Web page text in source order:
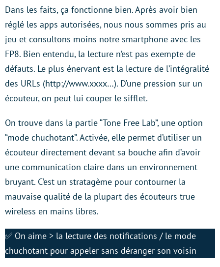
Dans les faits, ça fonctionne bien. Après avoir bien
réglé les apps autorisées, nous nous sommes pris au
jeu et consultons moins notre smartphone avec les
FP8. Bien entendu, la lecture n’est pas exempte de
défauts. Le plus énervant est la lecture de l’intégralité
des URLs (http://www.xxxx…). D’une pression sur un
écouteur, on peut lui couper le sifflet.
On trouve dans la partie “Tone Free Lab”, une option
“mode chuchotant”. Activée, elle permet d’utiliser un
écouteur directement devant sa bouche afin d’avoir
une communication claire dans un environnement
bruyant. C’est un stratagème pour contourner la
mauvaise qualité de la plupart des écouteurs true
wireless en mains libres.
✅ On aime > la lecture des notifications / le mode
chuchotant pour appeler sans déranger son voisin